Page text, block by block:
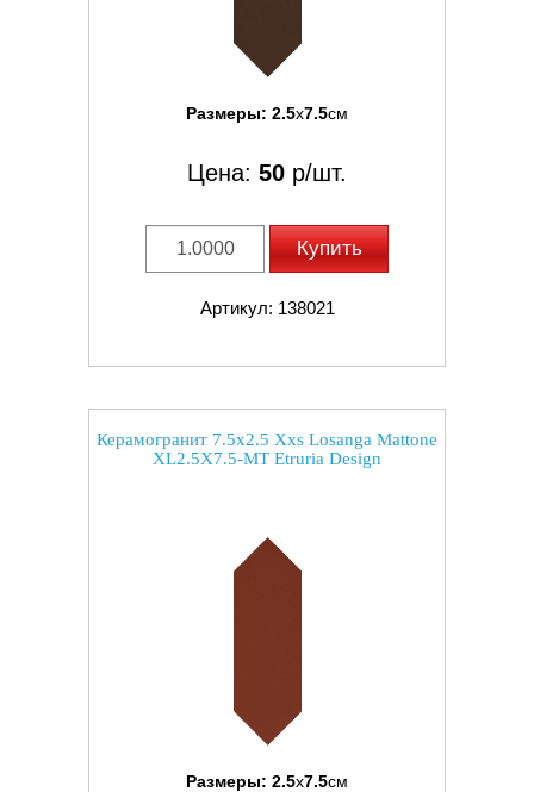
Размеры: 2.5x7.5см
Цена: 50 р/шт.
Купить
Артикул: 138021
Керамогранит 7.5x2.5 Xxs Losanga Mattone
XL2.5X7.5-MT Etruria Design
Размеры: 2.5x7.5см